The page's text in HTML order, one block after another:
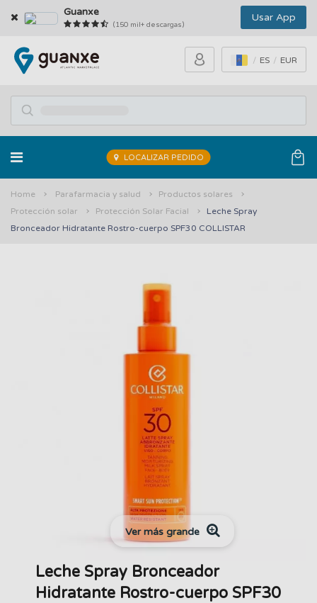
Guanxe
(150 mil+ descargas)
Usar App
ES EUR
LOCALIZAR PEDIDO
Home Parafarmacia y salud
Productos solares
Protección solar
Protección Solar Facial
Leche Spray
Bronceador Hidratante Rostro-cuerpo SPF30 COLLISTAR
Ver más grande
Leche Spray Bronceador
Hidratante Rostro-cuerpo SPF30